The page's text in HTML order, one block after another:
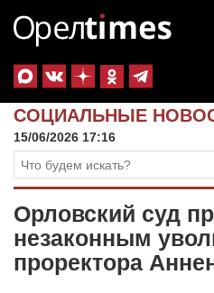
СОЦИАЛЬНЫЕ
15/06/2026 17:16
Орловский суд
незаконным
проректора